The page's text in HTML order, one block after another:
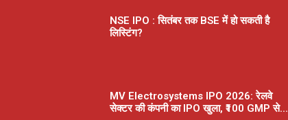
NSE IPO : सितंबर तक BSE में हो सकती है
लिस्टिंग?
MV Electrosystems IPO 2026: रेलवे
सेक्टर की कंपनी का IPO खुला, ₹100 GMP से...